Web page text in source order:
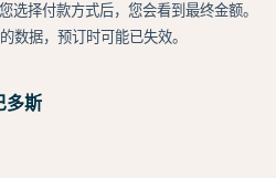
选择付款方式后，您会看到最终金额。
数据，预订时可能已失效。
多斯